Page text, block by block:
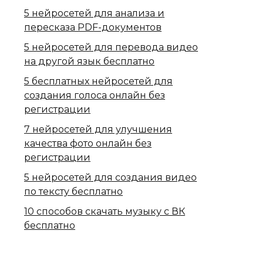
5 нейросетей для анализа и
пересказа PDF-документов
5 нейросетей для перевода видео
на другой язык бесплатно
5 бесплатных нейросетей для
создания голоса онлайн без
регистрации
7 нейросетей для улучшения
качества фото онлайн без
регистрации
5 нейросетей для создания видео
по тексту бесплатно
10 способов скачать музыку с ВК
бесплатно